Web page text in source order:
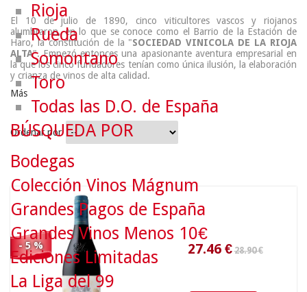
El 10 de julio de 1890, cinco viticultores vascos y riojanos
alumbraron, en lo que se conoce como el Barrio de la Estación de
Haro, la constitución de la "SOCIEDAD VINICOLA DE LA RIOJA
ALTA". Empezó entonces una apasionante aventura empresarial en
la que los cinco fundadores tenían como única ilusión, la elaboración
y crianza de vinos de alta calidad.
Más
Ordenar por
- 5 %
Rioja
Rueda
Somontano
Toro
Todas las D.O. de España
BÚSQUEDA POR
Bodegas
Colección Vinos Mágnum
Grandes Pagos de España
Grandes Vinos Menos 10€
Ediciones Limitadas
La Liga del 99